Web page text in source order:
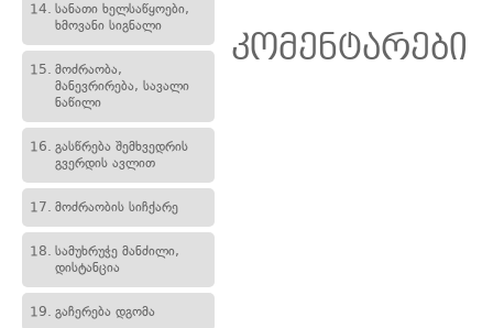
14. სანათი ხელსაწყოები,
ხმოვანი სიგნალი
15. მოძრაობა,
მანევრირება, სავალი
ნაწილი
16. გასწრება შემხვედრის
გვერდის ავლით
17. მოძრაობის სიჩქარე
18. სამუხრუჭე მანძილი,
დისტანცია
19. გაჩერება დგომა
კომენტარები